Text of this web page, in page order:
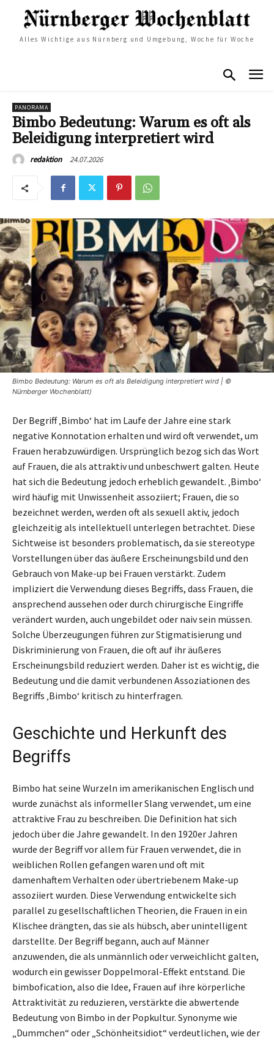
Alles Wichtige aus Nürnberg und Umgebung, Woche für Woche
PANORAMA
Bimbo Bedeutung: Warum es oft als
Beleidigung interpretiert wird
redaktion 24.07.2026
Bimbo Bedeutung: Warum es oft als Beleidigung interpretiert wird | ©
Nürnberger Wochenblatt)
Der Begriff ‚Bimbo‘ hat im Laufe der Jahre eine stark
negative Konnotation erhalten und wird oft verwendet, um
Frauen herabzuwürdigen. Ursprünglich bezog sich das Wort
auf Frauen, die als attraktiv und unbeschwert galten. Heute
hat sich die Bedeutung jedoch erheblich gewandelt. ‚Bimbo‘
wird häufig mit Unwissenheit assoziiert; Frauen, die so
bezeichnet werden, werden oft als sexuell aktiv, jedoch
gleichzeitig als intellektuell unterlegen betrachtet. Diese
Sichtweise ist besonders problematisch, da sie stereotype
Vorstellungen über das äußere Erscheinungsbild und den
Gebrauch von Make-up bei Frauen verstärkt. Zudem
impliziert die Verwendung dieses Begriffs, dass Frauen, die
ansprechend aussehen oder durch chirurgische Eingriffe
verändert wurden, auch ungebildet oder naiv sein müssen.
Solche Überzeugungen führen zur Stigmatisierung und
Diskriminierung von Frauen, die oft auf ihr äußeres
Erscheinungsbild reduziert werden. Daher ist es wichtig, die
Bedeutung und die damit verbundenen Assoziationen des
Begriffs ‚Bimbo‘ kritisch zu hinterfragen.
Geschichte und Herkunft des
Begriffs
Bimbo hat seine Wurzeln im amerikanischen Englisch und
wurde zunächst als informeller Slang verwendet, um eine
attraktive Frau zu beschreiben. Die Definition hat sich
jedoch über die Jahre gewandelt. In den 1920er Jahren
wurde der Begriff vor allem für Frauen verwendet, die in
weiblichen Rollen gefangen waren und oft mit
damenhaftem Verhalten oder übertriebenem Make-up
assoziiert wurden. Diese Verwendung entwickelte sich
parallel zu gesellschaftlichen Theorien, die Frauen in ein
Klischee drängten, das sie als hübsch, aber unintelligent
darstellte. Der Begriff begann, auch auf Männer
anzuwenden, die als unmännlich oder verweichlicht galten,
wodurch ein gewisser Doppelmoral-Effekt entstand. Die
bimbofication, also die Idee, Frauen auf ihre körperliche
Attraktivität zu reduzieren, verstärkte die abwertende
Bedeutung von Bimbo in der Popkultur. Synonyme wie
„Dummchen“ oder „Schönheitsidiot“ verdeutlichen, wie der